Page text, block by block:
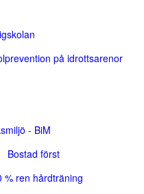
på idrottsarenor
- BiM
Bostad först
% ren hårdträning